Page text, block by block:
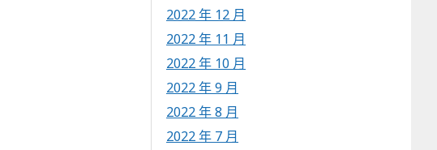
2022 年 12 月
2022 年 11 月
2022 年 10 月
2022 年 9 月
2022 年 8 月
2022 年 7 月